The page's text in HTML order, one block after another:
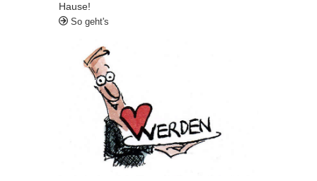
Hause!
So geht's